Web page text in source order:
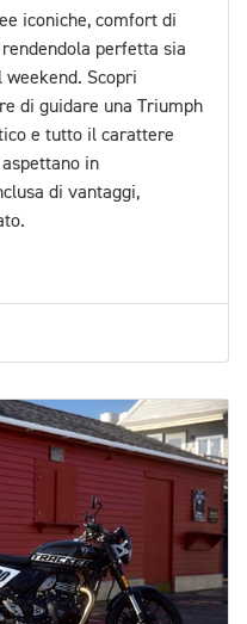
iconiche, comfort di
perfetta sia
Scopri
di guidare una Triumph
e tutto il carattere
in
di vantaggi,